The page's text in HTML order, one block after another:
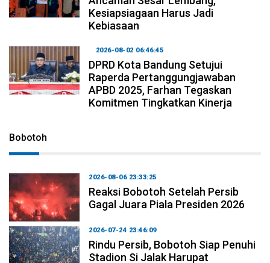
Kesiapsiagaan Harus Jadi
Kebiasaan
2026-08-02 06:46:45
DPRD Kota Bandung Setujui
Raperda Pertanggungjawaban
APBD 2025, Farhan Tegaskan
Komitmen Tingkatkan Kinerja
Bobotoh
2026-08-06 23:33:25
Reaksi Bobotoh Setelah Persib
Gagal Juara Piala Presiden 2026
2026-07-24 23:46:09
Rindu Persib, Bobotoh Siap Penuhi
Stadion Si Jalak Harupat